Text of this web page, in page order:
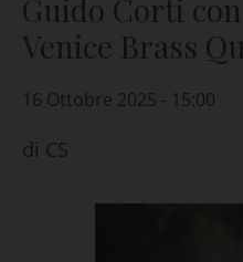
Guido Corti
Venice Brass
16 Ottobre 2025 - 15:00
di CS